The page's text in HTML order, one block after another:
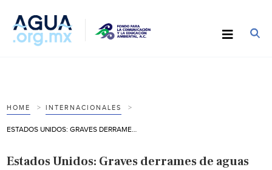
HOME INTERNACIONALES
Estados Unidos: Graves derrames de aguas